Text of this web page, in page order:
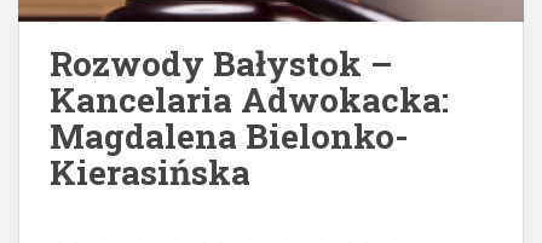
Rozwody Bałystok –
Kancelaria Adwokacka:
Magdalena Bielonko-
Kierasińska